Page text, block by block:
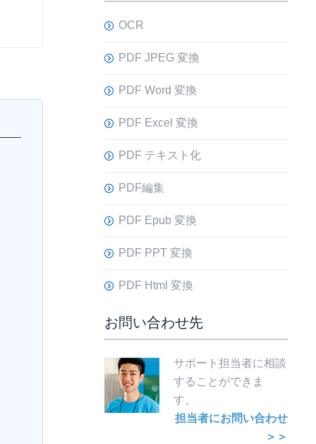
OCR
PDF JPEG 変換
PDF Word 変換
PDF Excel 変換
PDF テキスト化
PDF編集
PDF Epub 変換
PDF PPT 変換
PDF Html 変換
お問い合わせ先
サポート担当者に相談
することができま
す。
担当者にお問い合わせ
＞＞